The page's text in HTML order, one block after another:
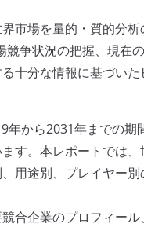
市場を量的・質的分
争状況の把握、現在
十分な情報に基づい
から2031年までの期
す。本レポートでは
用途別、プレイヤー
合企業のプロフィー